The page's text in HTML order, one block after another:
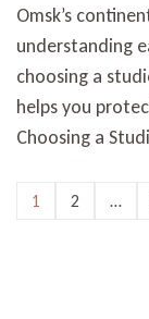
Omsk’s
understanding
choosing a
helps you
Choosing a
Страница
1
Страница
2 …